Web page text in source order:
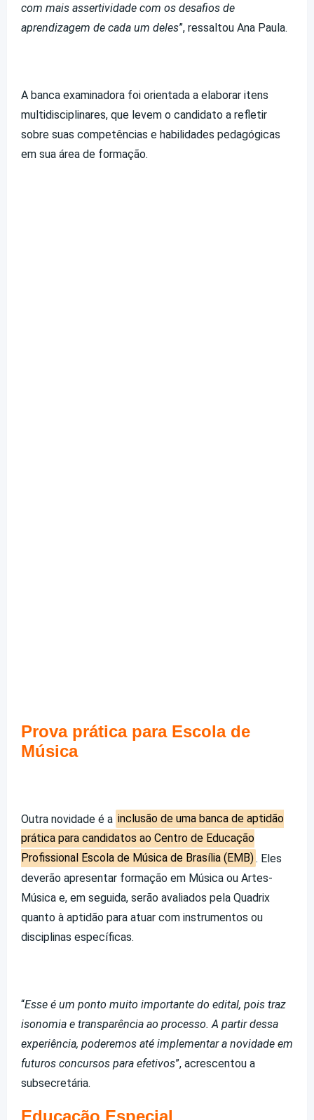
com mais assertividade com os desafios de
aprendizagem de cada um deles”, ressaltou Ana Paula.
A banca examinadora foi orientada a elaborar itens
multidisciplinares, que levem o candidato a refletir
sobre suas competências e habilidades pedagógicas
em sua área de formação.
Prova prática para Escola de
Música
Outra novidade é a inclusão de uma banca de aptidão
prática para candidatos ao Centro de Educação
Profissional Escola de Música de Brasília (EMB) . Eles
deverão apresentar formação em Música ou Artes-
Música e, em seguida, serão avaliados pela Quadrix
quanto à aptidão para atuar com instrumentos ou
disciplinas específicas.
“Esse é um ponto muito importante do edital, pois traz
isonomia e transparência ao processo. A partir dessa
experiência, poderemos até implementar a novidade em
futuros concursos para efetivos”, acrescentou a
subsecretária.
Educação Especial